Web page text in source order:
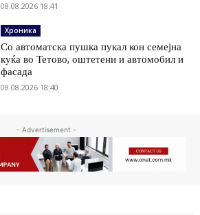
08.08.2026 18:41
Хроника
Со автоматска пушка пукал кон семејна
куќа во Тетово, оштетени и автомобил и
фасада
08.08.2026 18:40
- Advertisement -